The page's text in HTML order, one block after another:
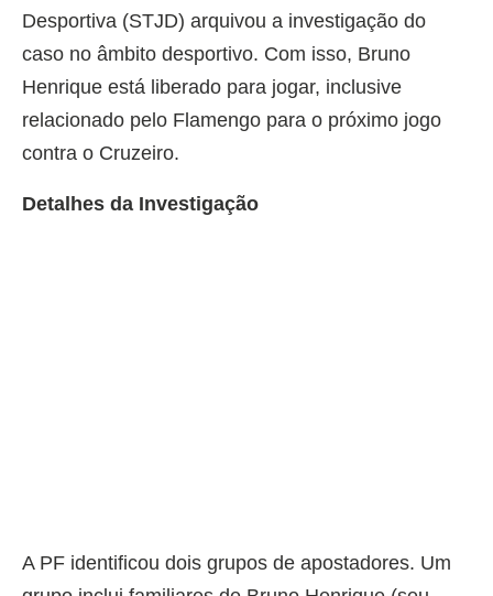
Desportiva (STJD) arquivou a investigação do
caso no âmbito desportivo. Com isso, Bruno
Henrique está liberado para jogar, inclusive
relacionado pelo Flamengo para o próximo jogo
contra o Cruzeiro.
Detalhes da Investigação
A PF identificou dois grupos de apostadores. Um